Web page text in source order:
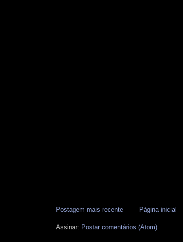
Postagem mais recente Página inicial
Assinar: Postar comentários (Atom)